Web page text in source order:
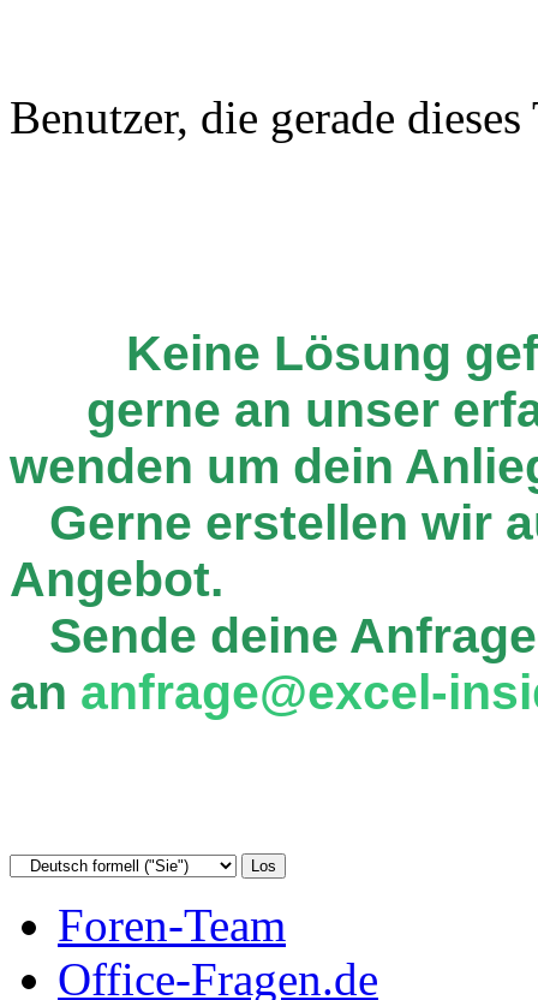
Benutzer, die gerade
Keine Lösung
gerne an unser
wenden um dein
Gerne erstellen wir
Angebot.
Sende deine
an anfrage@excel-
Foren-Team
Office-Fragen.de